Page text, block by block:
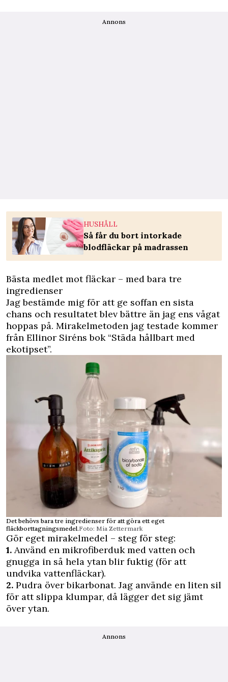
Annons
HUSHÅLL
Så får du bort intorkade
blodfläckar på madrassen
Bästa medlet mot fläckar – med bara tre
ingredienser
Jag bestämde mig för att ge soffan en sista
chans och resultatet blev bättre än jag ens vågat
hoppas på. Mirakelmetoden jag testade kommer
från Ellinor Siréns bok “Städa hållbart med
ekotipset”.
Det behövs bara tre ingredienser för att göra ett eget
fläckborttagningsmedel.Foto: Mia Zettermark
Gör eget mirakelmedel – steg för steg:
1. Använd en mikrofiberduk med vatten och
gnugga in så hela ytan blir fuktig (för att
undvika vattenfläckar).
2. Pudra över bikarbonat. Jag använde en liten sil
för att slippa klumpar, då lägger det sig jämt
över ytan.
Annons